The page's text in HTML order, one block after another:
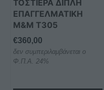
ΤΟΣΤΙΕΡΑ ΔΙΠΛΗ
ΕΠΑΓΓΕΛΜΑΤΙKH
M&M Τ305
€360,00
δεν συμπεριλαμβάνεται ο
Φ.Π.Α. 24%
να
επιλεγούν
σελίδα
του